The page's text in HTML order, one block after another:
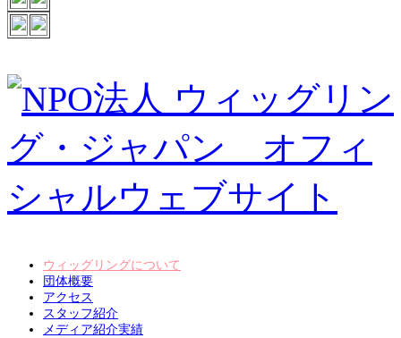
ウィッグリングについて
団体概要
アクセス
スタッフ紹介
メディア紹介実績